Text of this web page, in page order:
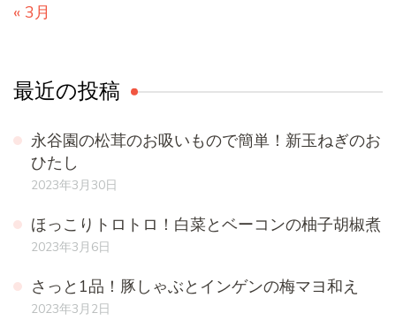
« 3月
最近の投稿
永谷園の松茸のお吸いもので簡単！新玉ねぎのお
ひたし
2023年3月30日
ほっこりトロトロ！白菜とベーコンの柚子胡椒煮
2023年3月6日
さっと1品！豚しゃぶとインゲンの梅マヨ和え
2023年3月2日